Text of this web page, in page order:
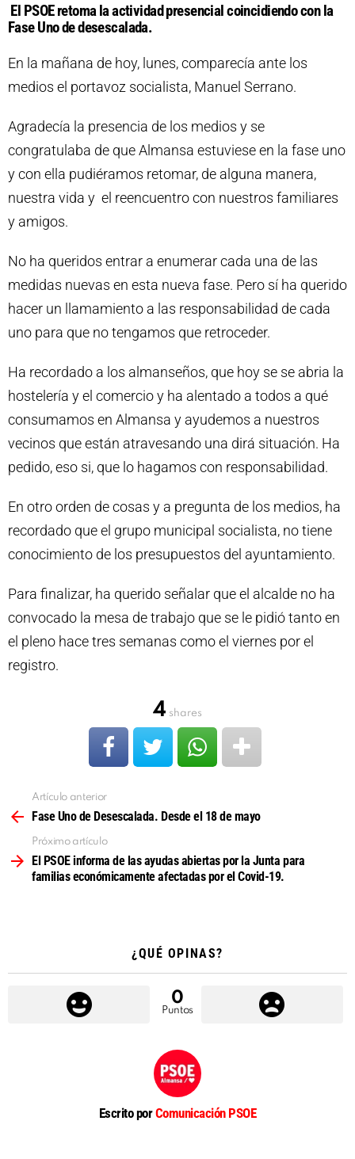
El PSOE retoma la actividad presencial coincidiendo con la
Fase Uno de desescalada.
En la mañana de hoy, lunes, comparecía ante los
medios el portavoz socialista, Manuel Serrano.
Agradecía la presencia de los medios y se
congratulaba de que Almansa estuviese en la fase uno
y con ella pudiéramos retomar, de alguna manera,
nuestra vida y el reencuentro con nuestros familiares
y amigos.
No ha queridos entrar a enumerar cada una de las
medidas nuevas en esta nueva fase. Pero sí ha querido
hacer un llamamiento a las responsabilidad de cada
uno para que no tengamos que retroceder.
Ha recordado a los almanseños, que hoy se se abria la
hostelería y el comercio y ha alentado a todos a qué
consumamos en Almansa y ayudemos a nuestros
vecinos que están atravesando una dirá situación. Ha
pedido, eso si, que lo hagamos con responsabilidad.
En otro orden de cosas y a pregunta de los medios, ha
recordado que el grupo municipal socialista, no tiene
conocimiento de los presupuestos del ayuntamiento.
Para finalizar, ha querido señalar que el alcalde no ha
convocado la mesa de trabajo que se le pidió tanto en
el pleno hace tres semanas como el viernes por el
registro.
4 shares
más
Artículo anterior
Fase Uno de Desescalada. Desde el 18 de mayo
Próximo artículo
El PSOE informa de las ayudas abiertas por la Junta para
familias económicamente afectadas por el Covid-19.
¿QUÉ OPINAS?
0
Puntos
Escrito porComunicación PSOE